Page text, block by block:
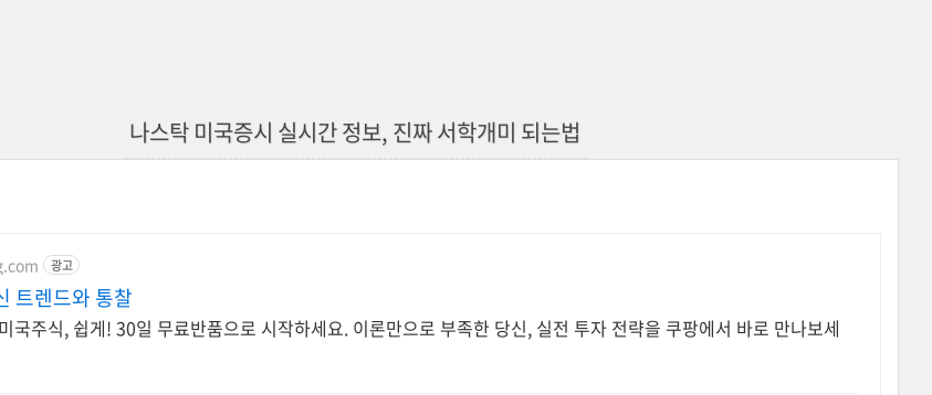
나스탁 미국증시 실시간 정보, 진짜 서학개미 되는법
광고
트렌드와 통찰
국주식, 쉽게! 30일 무료반품으로 시작하세요. 이론만으로 부족한 당신, 실전 투자 전략을 쿠팡에서 바로 만나보세